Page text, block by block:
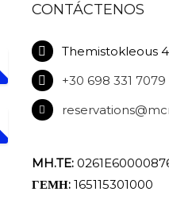
CONTÁCTENOS
Themistokleous
+30 698 331 7079
MH.TE:
ΓΕΜΗ: 165115301000